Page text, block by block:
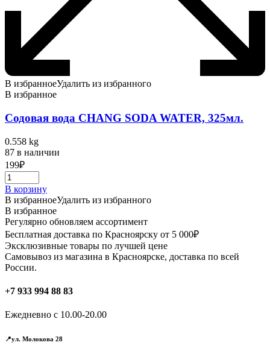
В избранноеУдалить из избранного
В избранное
Содовая вода CHANG SODA WATER, 325мл.
0.558 kg
87 в наличии
199₽
В корзину
В избранноеУдалить из избранного
В избранное
Регулярно обновляем ассортимент
Бесплатная доставка по Красноярску от 5 000₽
Эксклюзивные товары по лучшей цене
Самовывоз из магазина в Красноярске, доставка по всей
России.
+7 933 994 88 83
Ежедневно с 10.00-20.00
📍ул. Молокова 28